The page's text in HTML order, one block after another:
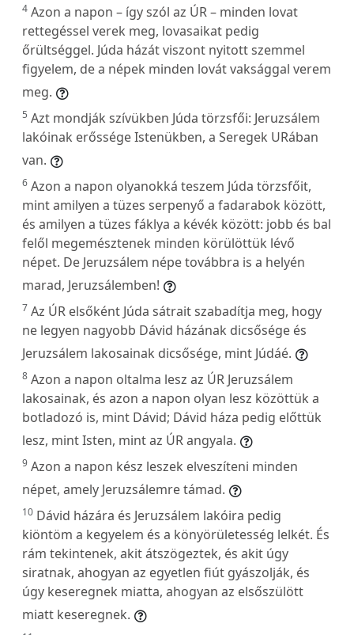
4 Azon a napon – így szól az ÚR – minden lovat
rettegéssel verek meg, lovasaikat pedig
őrültséggel. Júda házát viszont nyitott szemmel
figyelem, de a népek minden lovát vaksággal verem
meg.
5 Azt mondják szívükben Júda törzsfői: Jeruzsálem
lakóinak erőssége Istenükben, a Seregek URában
van.
6 Azon a napon olyanokká teszem Júda törzsfőit,
mint amilyen a tüzes serpenyő a fadarabok között,
és amilyen a tüzes fáklya a kévék között: jobb és bal
felől megemésztenek minden körülöttük lévő
népet. De Jeruzsálem népe továbbra is a helyén
marad, Jeruzsálemben!
7 Az ÚR elsőként Júda sátrait szabadítja meg, hogy
ne legyen nagyobb Dávid házának dicsősége és
Jeruzsálem lakosainak dicsősége, mint Júdáé.
8 Azon a napon oltalma lesz az ÚR Jeruzsálem
lakosainak, és azon a napon olyan lesz közöttük a
botladozó is, mint Dávid; Dávid háza pedig előttük
lesz, mint Isten, mint az ÚR angyala.
9 Azon a napon kész leszek elveszíteni minden
népet, amely Jeruzsálemre támad.
10 Dávid házára és Jeruzsálem lakóira pedig
kiöntöm a kegyelem és a könyörületesség lelkét. És
rám tekintenek, akit átszögeztek, és akit úgy
siratnak, ahogyan az egyetlen fiút gyászolják, és
úgy keseregnek miatta, ahogyan az elsőszülött
miatt keseregnek.